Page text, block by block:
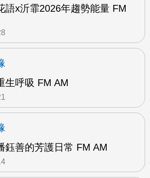
語x沂霏2026年趨勢能量 FM
生呼吸 FM AM
鈺善的芳護日常 FM AM